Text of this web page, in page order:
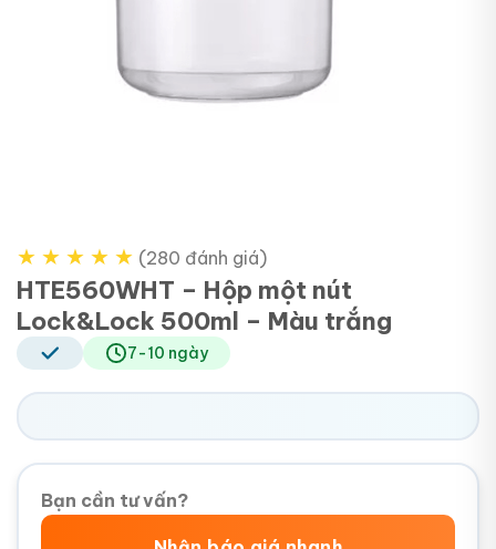
★ ★ ★ ★ ★ (280 đánh giá)
HTE560WHT – Hộp một nút
Lock&Lock 500ml – Màu trắng
7-10 ngày
Bạn cần tư vấn?